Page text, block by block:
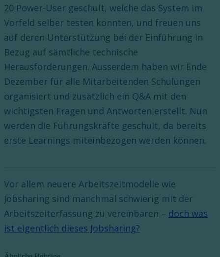
20 Power-User geschult, welche das System im
Vorfeld selber testen konnten, und freuen uns
auf deren Unterstützung bei der Einführung in
Bezug auf sämtliche technische
Herausforderungen. Ausserdem haben wir Ende
Dezember für alle Mitarbeitenden Schulungen
organisiert und zusätzlich ein Q&A mit den
wichtigsten Fragen und Antworten erstellt. Nun
werden die Führungskräfte geschult, da bereits
erste Learnings miteinbezogen werden können.
Vor allem neuere Arbeitszeitmodelle wie
Jobsharing sind manchmal schwierig mit der
Arbeitszeiterfassung zu vereinbaren – doch was
ist eigentlich dieses Jobsharing?